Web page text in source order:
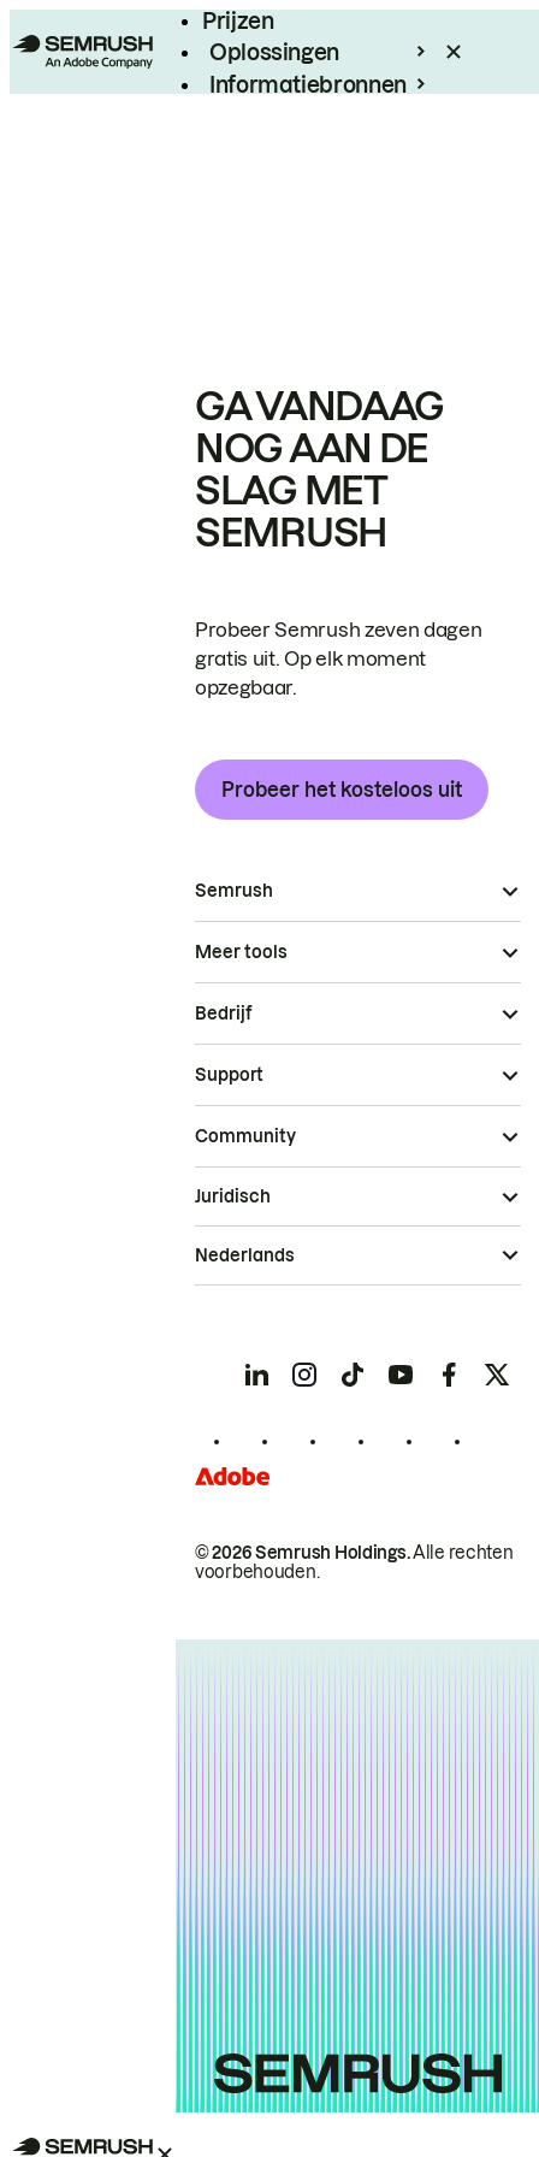
Prijzen
Oplossingen
Informatiebronnen
GA VANDAAG
NOG AAN DE
SLAG MET
SEMRUSH
Probeer Semrush zeven dagen
gratis uit. Op elk moment
opzegbaar.
Probeer het kosteloos uit
Semrush
Meer tools
Bedrijf
Support
Community
© 2026 Semrush Holdings.Alle rechten
voorbehouden.
Juridisch
Nederlands